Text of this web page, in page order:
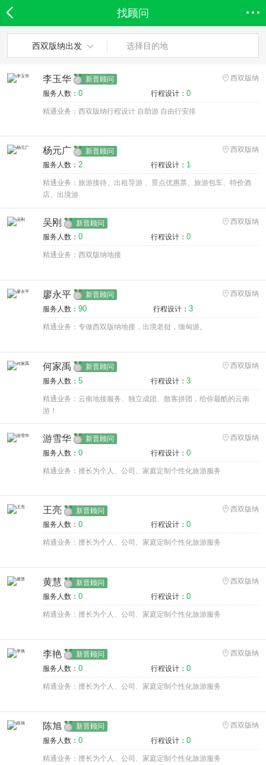
找顾问
西双版纳出发 选择目的地
李玉华 新晋顾问
西双版纳
服务人数： 0 行程设计： 0
精通业务：西双版纳行程设计 自助游 自由行安排
杨元广 新晋顾问
西双版纳
服务人数： 2 行程设计： 1
精通业务：旅游接待、出租导游 、景点优惠票、旅游包车、特价酒
店、出境游
吴刚 新晋顾问
西双版纳
服务人数： 0 行程设计： 0
精通业务：西双版纳地接
廖永平 新晋顾问
西双版纳
服务人数： 90 行程设计： 3
精通业务：专做西双版纳地接，出境老挝，缅甸游。
何家禹 新晋顾问
西双版纳
服务人数： 5 行程设计： 3
精通业务：云南地接服务、独立成团、散客拼团，给你最酷的云南
游！
游雪华 新晋顾问
西双版纳
服务人数： 0 行程设计： 0
精通业务：擅长为个人、公司、家庭定制个性化旅游服务
王亮 新晋顾问
西双版纳
服务人数： 0 行程设计： 0
精通业务：擅长为个人、公司、家庭定制个性化旅游服务
黄慧 新晋顾问
西双版纳
服务人数： 0 行程设计： 0
精通业务：擅长为个人、公司、家庭定制个性化旅游服务
李艳 新晋顾问
西双版纳
服务人数： 0 行程设计： 0
精通业务：擅长为个人、公司、家庭定制个性化旅游服务
陈旭 新晋顾问
西双版纳
服务人数： 0 行程设计： 0
精通业务：擅长为个人、公司、家庭定制个性化旅游服务
登录欣欣